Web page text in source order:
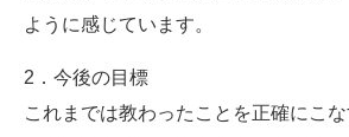
ように感じています。
2．今後の目標
これまでは教わったことを正確にこ